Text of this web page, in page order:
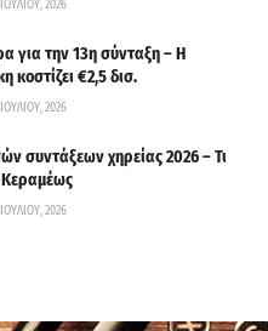
2026
για την 13η σύνταξη – Η
€2,5 δισ.
2026
συντάξεων χηρείας 2026 – Τι
Κεραμέως
2026